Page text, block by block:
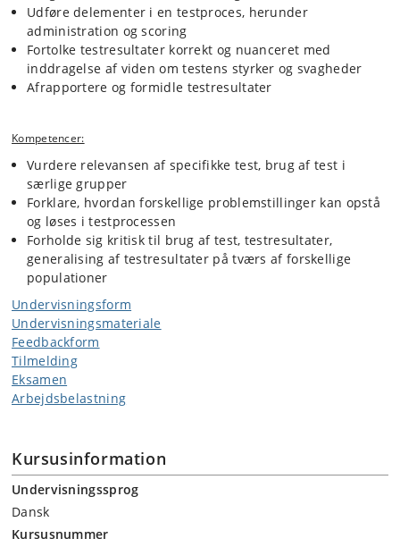
Udføre delementer i en testproces, herunder
administration og scoring
Fortolke testresultater korrekt og nuanceret med
inddragelse af viden om testens styrker og svagheder
Afrapportere og formidle testresultater
Kompetencer:
Vurdere relevansen af specifikke test, brug af test i
særlige grupper
Forklare, hvordan forskellige problemstillinger kan opstå
og løses i testprocessen
Forholde sig kritisk til brug af test, testresultater,
generalising af testresultater på tværs af forskellige
populationer
Undervisningsform
Undervisningsmateriale
Feedbackform
Tilmelding
Eksamen
Arbejdsbelastning
Kursusinformation
Undervisningssprog
Dansk
Kursusnummer